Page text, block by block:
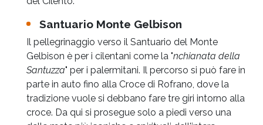
Santuario Monte Gelbison
Il pellegrinaggio verso il Santuario del Monte
Gelbison è per i cilentani come la "nchianata della
Santuzza" per i palermitani. Il percorso si può fare in
parte in auto fino alla Croce di Rofrano, dove la
tradizione vuole si debbano fare tre giri intorno alla
croce. Da qui si prosegue solo a piedi verso una